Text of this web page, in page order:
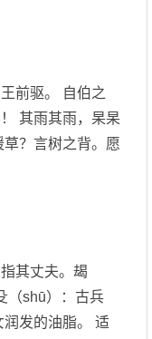
前驱。 自伯之
其雨其雨，杲杲
？言树之背。愿
其丈夫。朅
（shū）：古兵
发的油脂。 适